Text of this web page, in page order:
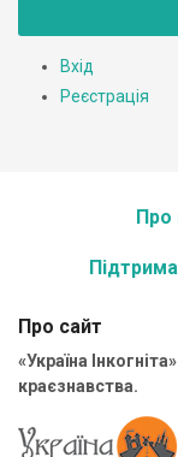
Вхід
Реєстрація
Про
Про сайт
«Україна
краєзнавства.